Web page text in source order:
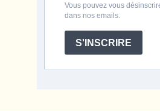
Vous pouvez vous
dans nos emails.
S'INSCRIRE